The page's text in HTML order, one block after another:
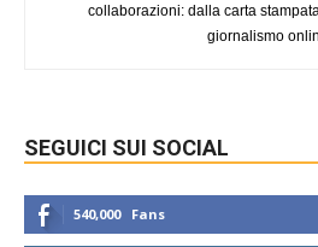
collaborazioni: dalla carta
giornalismo
SEGUICI SUI SOCIAL
540,000 Fans